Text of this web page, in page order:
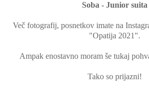
Soba - Junior suita
Več fotografij, posnetkov imate na
"Opatija 2021".
Ampak enostavno moram še tukaj
Tako so prijazni!